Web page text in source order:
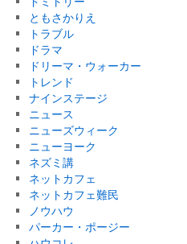
ともさかりえ
トラブル
ドラマ
ドリーマ・ウォーカー
トレンド
ナインステージ
ニュース
ニューズウィーク
ニューヨーク
ネズミ講
ネットカフェ
ネットカフェ難民
ノウハウ
パーカー・ポージー